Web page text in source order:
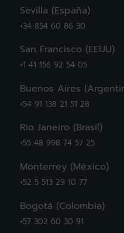
Sevilla (España)
+34 854 60 86 30
San Francisco (EEUU)
+1 41 156 92 54 05
Buenos Aires
+54 91 138 21 51 28
Rio Janeiro (Brasil)
+55 48 998 74 57 25
Monterrey (México)
+52 5 513 29 10 77
Bogotá (Colombia)
+57 302 60 30 91